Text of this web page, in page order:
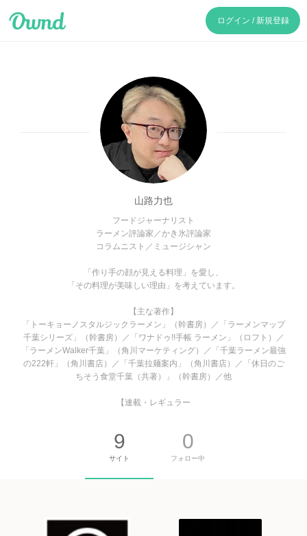
Ameba Ownd ログイン / 新規登録
山路力也
フードジャーナリスト
ラーメン評論家／かき氷評論家
コラムニスト／ミュージシャン
「作り手の顔が見える料理」を愛し、
「その料理が美味しい理由」を考えています。
【主な著作】
「トーキョーノスタルジックラーメン」（幹書房）／「ラーメンマップ
千葉シリーズ」（幹書房）／「ワナドゥ!!手帳 ラーメン」（ロフト）／
「ラーメンWalker千葉」（角川マーケティング）／「千葉ラーメン最強
の222軒」（角川書店）／「千葉拉麺案内」（角川書店）／「休日のご
ちそう食堂千葉（共著）」（幹書房）／他
【連載・レギュラー
9
サイト
0
フォロー中